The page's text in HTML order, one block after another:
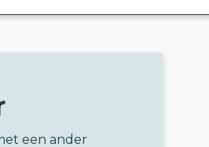
een ander